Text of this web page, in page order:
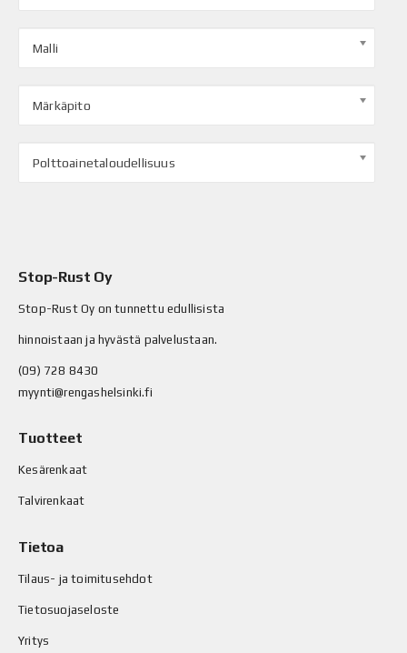
Malli
Märkäpito
Polttoainetaloudellisuus
Stop-Rust Oy
Stop-Rust Oy on tunnettu edullisista
hinnoistaan ja hyvästä palvelustaan.
(09) 728 8430
myynti@rengashelsinki.fi
Tuotteet
Kesärenkaat
Talvirenkaat
Tietoa
Tilaus- ja toimitusehdot
Tietosuojaseloste
Yritys